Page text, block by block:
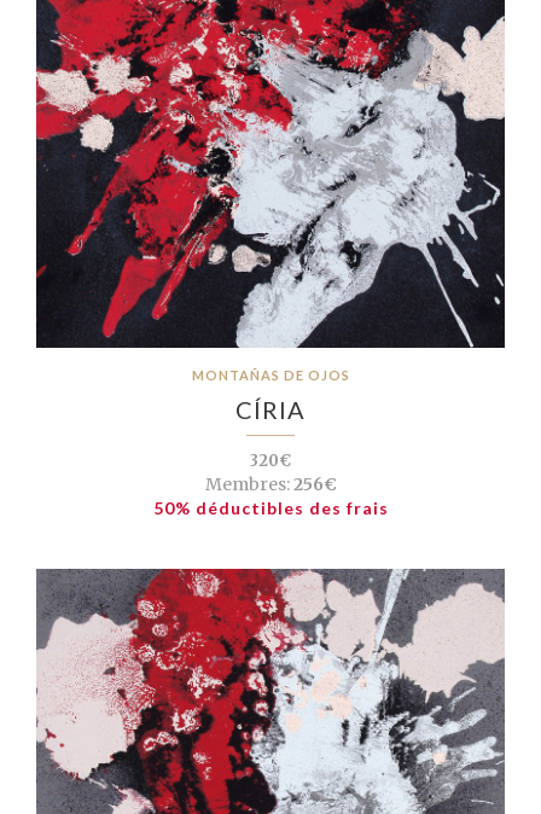
MONTAÑAS DE OJOS
CÍRIA
320€
Membres:256€
50% déductibles des frais